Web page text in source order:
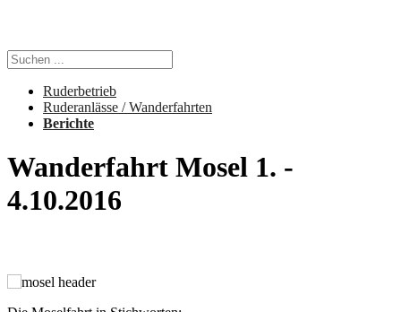
Ruderbetrieb
Ruderanlässe / Wanderfahrten
Berichte
Wanderfahrt Mosel 1. -
4.10.2016